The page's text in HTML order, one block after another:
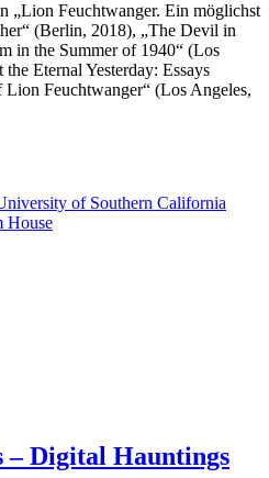
„Lion Feuchtwanger. Ein möglichst
(Berlin, 2018), „The Devil in
in the Summer of 1940“ (Los
Eternal Yesterday: Essays
Feuchtwanger“ (Los Angeles,
of Southern California
House
– Digital Hauntings